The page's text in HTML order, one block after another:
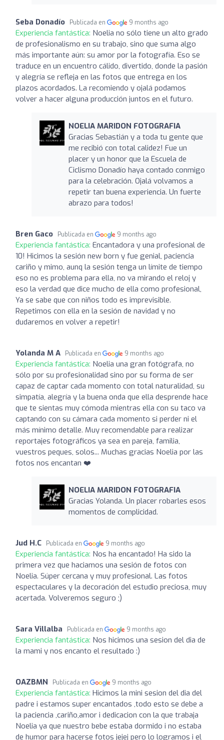
Seba Donadío Publicada en 9 months ago
Experiencia fantástica: Noelia no sólo tiene un alto grado
de profesionalismo en su trabajo, sino que suma algo
más importante aún: su amor por la fotografía. Eso se
traduce en un encuentro cálido, divertido, donde la pasión
y alegría se refleja en las fotos que entrega en los
plazos acordados. La recomiendo y ojalá podamos
volver a hacer alguna producción juntos en el futuro.
NOELIA MARIDON FOTOGRAFIA
Gracias Sebastián y a toda tu gente que
me recibió con total calidez! Fue un
placer y un honor que la Escuela de
Ciclismo Donadío haya contado conmigo
para la celebración. Ojalá volvamos a
repetir tan buena experiencia. Un fuerte
abrazo para todos!
Bren Gaco Publicada en 9 months ago
Experiencia fantástica: Encantadora y una profesional de
10! Hicimos la sesión new born y fue genial, paciencia
cariño y mimo, aunq la sesión tenga un límite de tiempo
eso no es problema para ella, no va mirando el reloj y
eso la verdad que dice mucho de ella como profesional,
Ya se sabe que con niños todo es imprevisible.
Repetimos con ella en la sesión de navidad y no
dudaremos en volver a repetir!
Yolanda M A Publicada en 9 months ago
Experiencia fantástica: Noelia una gran fotógrafa, no
sólo por su profesionalidad sino por su forma de ser
capaz de captar cada momento con total naturalidad, su
simpatía, alegría y la buena onda que ella desprende hace
que te sientas muy cómoda mientras ella con su taco va
captando con su cámara cada momento si perder ni el
más mínimo detalle. Muy recomendable para realizar
reportajes fotográficos ya sea en pareja, familia,
vuestros peques, solos... Muchas gracias Noelia por las
fotos nos encantan ❤️
NOELIA MARIDON FOTOGRAFIA
Gracias Yolanda. Un placer robarles esos
momentos de complicidad.
Jud H.C Publicada en 9 months ago
Experiencia fantástica: Nos ha encantado! Ha sido la
primera vez que haciamos una sesión de fotos con
Noelia. Súper cercana y muy profesional. Las fotos
espectaculares y la decoración del estudio preciosa, muy
acertada. Volveremos seguro ;)
Sara Villalba Publicada en 9 months ago
Experiencia fantástica: Nos hicimos una sesion del dia de
la mami y nos encanto el resultado :)
OAZBMN Publicada en 9 months ago
Experiencia fantástica: Hicimos la mini sesion del dia del
padre i estamos super encantados ,todo esto se debe a
la paciencia ,cariño,amor i dedicacion con la que trabaja
Noelia ya que nuestro bebe estaba dormido i no estaba
de humor para hacerse fotos jejej pero lo logramos i el